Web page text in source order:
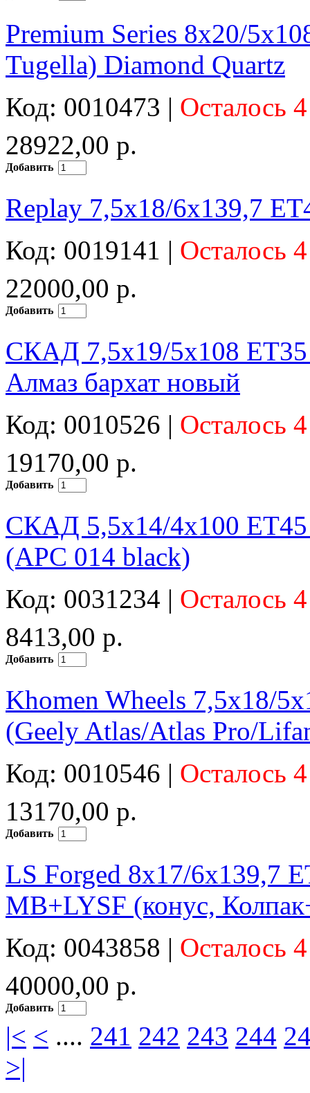
Premium Series 8x20/
Tugella) Diamond Quartz
Код: 0010473 | Осталось
28922,00 р.
Добавить
Replay 7,5x18/6x139,7
Код: 0019141 | Осталось
22000,00 р.
Добавить
СКАД 7,5x19/5x108
Алмаз бархат новый
Код: 0010526 | Осталось
19170,00 р.
Добавить
СКАД 5,5x14/4x100
(АРС 014 black)
Код: 0031234 | Осталось
8413,00 р.
Добавить
Khomen Wheels 7,5x18/
(Geely Atlas/Atlas Pro/
Код: 0010546 | Осталось
13170,00 р.
Добавить
LS Forged 8x17/6x139,7
MB+LYSF (конус,
Код: 0043858 | Осталось
40000,00 р.
Добавить
|< < .... 241 242 243 244
>|